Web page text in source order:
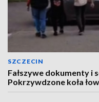
SZCZECIN
Fałszywe dokumenty i
Pokrzywdzone koła